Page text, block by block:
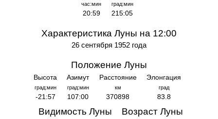
час:мин
20:59
град:мин
215:05
Характеристика Луны на 12:00
26 сентября 1952 года
Положение Луны
Высота
град:мин
-21:57
Азимут
град:мин
107:00
Расстояние
км
370898
Элонгация
град
83.8
Видимость Луны Возраст Луны